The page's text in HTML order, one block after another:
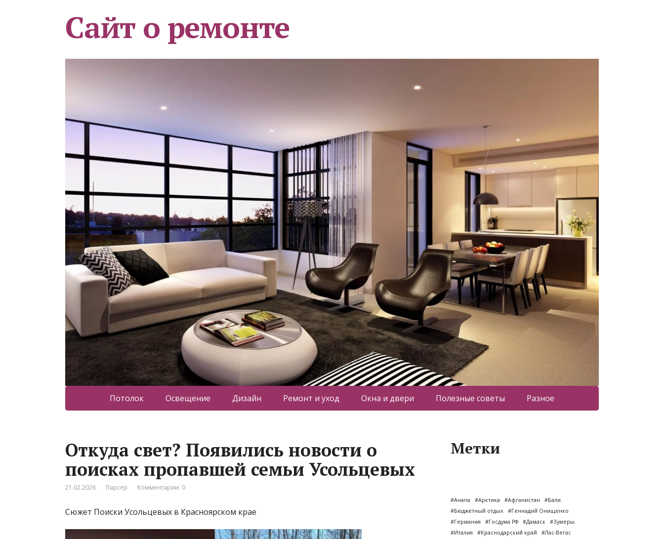
Сайт о ремонте
Потолок Освещение Дизайн Ремонт и уход Окна и двери Полезные советы Разное
Откуда свет? Появились новости о
поисках пропавшей семьи Усольцевых
21.02.2026 Парсер Комментарии: 0
Сюжет Поиски Усольцевых в Красноярском крае
Метки
#Анапа #Арктика #Афганистан
#Бали
#Бюджетный отдых
#Геннадий Онищенко
#Германия
#Госдума РФ #Дамаск
#Зумеры
#Италия
#Краснодарский край
#Лас-Вегас